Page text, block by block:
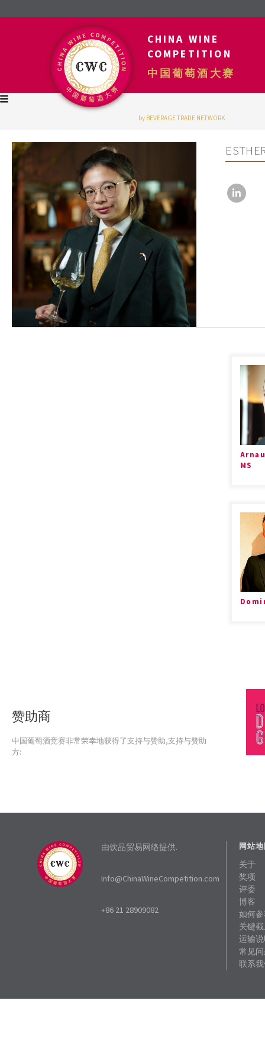
CHINA WINE
COMPETITION
中国葡萄酒大赛
by BEVERAGE TRADE NETWORK
MS
赞助商
中国葡萄酒竞赛非常荣幸地获得了支持与赞助,支持与赞助
方:
由饮品贸易网络提供.
Info@ChinaWineCompetition.com
+86 21 28909082
网站
关于
奖项
评委
博客
如何
关键
运输
常见
联系